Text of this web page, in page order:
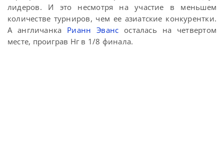
лидеров. И это несмотря на участие в меньшем
количестве турниров, чем ее азиатские конкурентки.
А англичанка Рианн Эванс осталась на четвертом
месте, проиграв Нг в 1/8 финала.